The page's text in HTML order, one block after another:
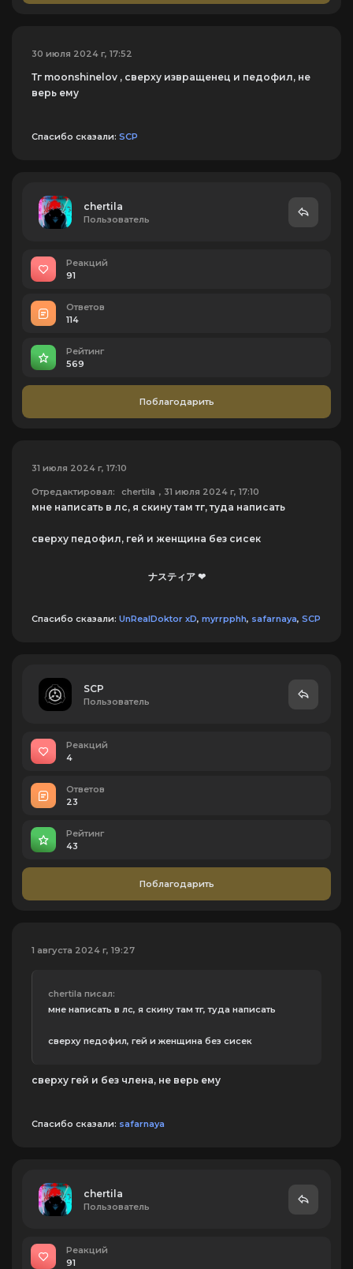
30 июля 2024 г, 17:52
Тг moonshinelov , сверху извращенец и педофил, не
верь ему
Спасибо сказали: SCP
chertila
Пользователь
Реакций
91
Ответов
114
Рейтинг
569
Поблагодарить
31 июля 2024 г, 17:10
Отредактировал: chertila , 31 июля 2024 г, 17:10
мне написать в лс, я скину там тг, туда написать
сверху педофил, гей и женщина без сисек
ナスティア ❤
Спасибо сказали: UnRealDoktor xD, myrrpphh, safarnaya, SCP
SCP
Пользователь
Реакций
4
Ответов
23
Рейтинг
43
Поблагодарить
1 августа 2024 г, 19:27
chertila писал:
мне написать в лс, я скину там тг, туда написать
сверху педофил, гей и женщина без сисек
сверху гей и без члена, не верь ему
Спасибо сказали: safarnaya
chertila
Пользователь
Реакций
91